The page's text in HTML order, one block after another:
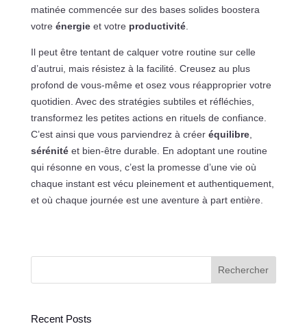
matinée commencée sur des bases solides boostera
votre énergieet votre productivité.
Il peut être tentant de calquer votre routine sur celle
d’autrui, mais résistez à la facilité. Creusez au plus
profond de vous-même et osez vous réapproprier votre
quotidien. Avec des stratégies subtiles et réfléchies,
transformez les petites actions en rituels de confiance.
C’est ainsi que vous parviendrez à créer équilibre,
sérénitéet bien-être durable. En adoptant une routine
qui résonne en vous, c’est la promesse d’une vie où
chaque instant est vécu pleinement et authentiquement,
et où chaque journée est une aventure à part entière.
Rechercher
Recent Posts